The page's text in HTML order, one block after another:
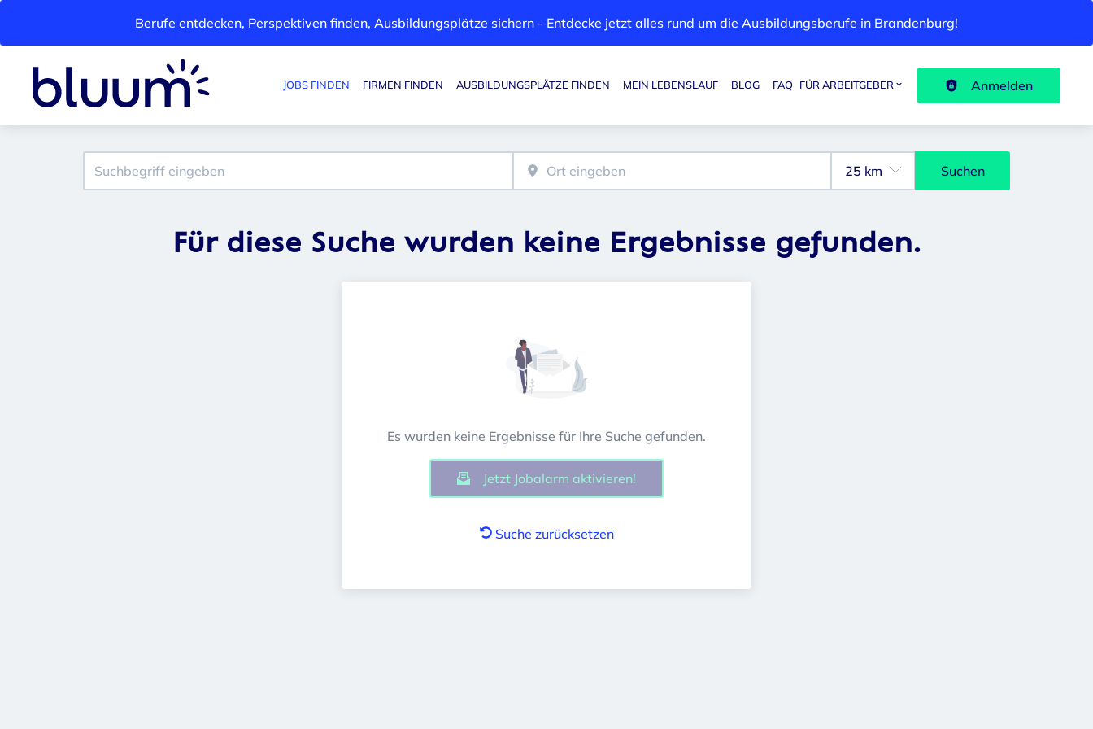
Berufe entdecken, Perspektiven finden, Ausbildungsplätze sichern - Entdecke jetzt alles rund um die Ausbildungsberufe in Brandenburg!
Haupt-Navigation
JOBS FINDEN FIRMEN FINDEN AUSBILDUNGSPLÄTZE FINDEN MEIN LEBENSLAUF BLOG FAQ FÜR ARBEITGEBER Anmelden
Suchen
Für diese Suche wurden keine Ergebnisse gefunden.
Es wurden keine Ergebnisse für Ihre Suche gefunden.
Jetzt Jobalarm aktivieren!
Suche zurücksetzen